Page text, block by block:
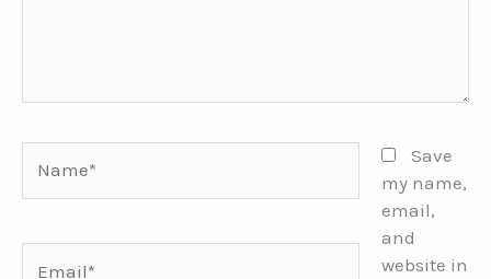
Save
my name,
email,
and
website in